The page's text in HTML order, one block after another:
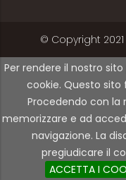
Per rendere il nostro
cookie. Questo sito
Procedendo con la
memorizzare e ad
navigazione. La
pregiudicare il
ACCETTA I
© Copyright 2021